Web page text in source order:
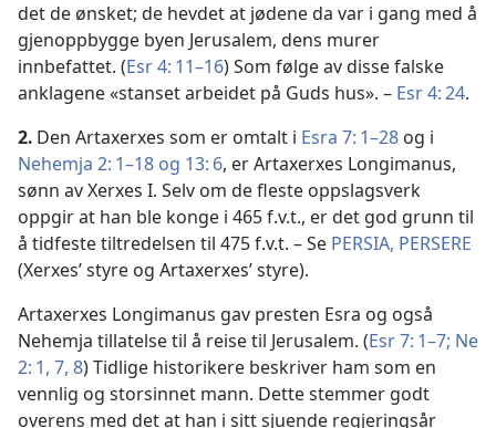
det de ønsket; de hevdet at jødene da var i gang med å
gjenoppbygge byen Jerusalem, dens murer
innbefattet. (Esr 4: 11–16) Som følge av disse falske
anklagene «stanset arbeidet på Guds hus». – Esr 4: 24.
2. Den Artaxerxes som er omtalt i Esra 7: 1–28 og i
Nehemja 2: 1–18 og 13: 6, er Artaxerxes Longimanus,
sønn av Xerxes I. Selv om de fleste oppslagsverk
oppgir at han ble konge i 465 f.v.t., er det god grunn til
å tidfeste tiltredelsen til 475 f.v.t. – Se PERSIA, PERSERE
(Xerxes’ styre og Artaxerxes’ styre).
Artaxerxes Longimanus gav presten Esra og også
Nehemja tillatelse til å reise til Jerusalem. (Esr 7: 1–7; Ne
2: 1, 7, 8) Tidlige historikere beskriver ham som en
vennlig og storsinnet mann. Dette stemmer godt
overens med det at han i sitt sjuende regjeringsår